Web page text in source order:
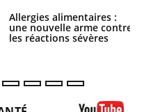
Allergies alimentaires :
une nouvelle arme contre
les réactions sévères